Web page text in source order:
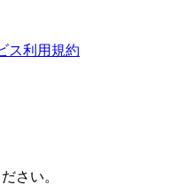
ス利用規約
さい。